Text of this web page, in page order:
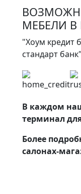
МЕБЕЛИ В
"Хоум кредит
стандарт
В каждом
терминал
Более
салонах-